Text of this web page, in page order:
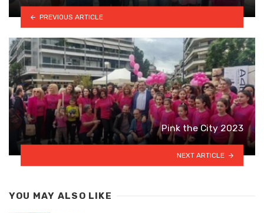
PREVIOUS ARTICLE
Pink the City 2023
NEXT ARTICLE
YOU MAY ALSO LIKE